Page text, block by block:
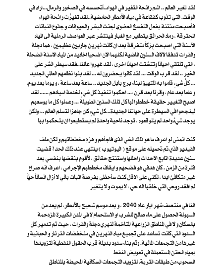
لقد تغير العالم .. اشم رائحة التغير في الهواء..أتحسسه في الصخور والرمال...اراه في
الوقت. التي تذوب كفقاعة في مياه الأمطار الحامضية..لقد تغيرَّت رائحة الهواء
فأصبحت منتنة بفعل التفسخ العضوي لجثث البشر والحيوانات و جذوع النباتات
المحترقة ، رماد الحرائق يتطاير مع الغبار فينتشر عبر العواصف الرملية الى المياه
الآسنة التي اصبحت بِرَكاً متفرقة بعد ان كانت نهرين جاريين عظيمين ، هما دجلة
والفرات تدفقا لآلاف السنين الماضية لكنهما الان اضحيا اخاديد من المياه الاسنة الضحلة
، التي تلتقي احيانا وتتشتت احيانا اخرى ، لقد غيروا عالمنا..فقد سيطر الشر على
الخير .. لقد قرب الوقت ... لقد كانوا يحضرون له ... لقد بنوا نظامهم العالمي الجديد
... كلُّ شيءٍ قاموا به للتهيؤ لبناء برج بابل الجديد .. ساعة بعد ساعة ، و يوما بعد يوم،
و عاما بعد عام ، وقرنا بعد قرن ،... احكموا تنفيذ كل شيءٍ لخدمة اسيادهم ...... لقد
اصبح التغيير حقيقة خططوا لها كل تلك السنين الطويلة ... وعملوا كل ما بوسعهم
لينجحوا في السيطرة على حياتنا الجديدة...كل شيءٍ كان جاهزا لتسلم العالم ..، ولكن
يوجد شيءٌ واحد لم يتوقعوه ، توجد ناحية واحدة لم يستطيعوا ان يتحكموا بها
كنت اتمنى لو اعرف ما هو ذلك الشي الذي فاجأهم و هزم مخططاتهم و لكن ملف
الفيديو الذي تم تحميله على موقع ( اليوتيوب ) ينتهي عند ذلك الحد ! قضيت
سنين عديدة اتابع الاحداث واحللها واستنتج حقائق ، لأقوم بنقضها بنفسي بعد
فترة من الزمن . كان هدفي هو فضحهم و ايقاف مخططهم الإجرامي ، اعرف انه صراع
غير متكافئ ابدا ، لكني على الاقل كنت سأحظى بفرصة اثبات باني لا أزال انساناً حيّاً
لم افقد روحي التي خلقها اله حي ، لا يموت و لا يتغير
اننا في منتصف شهر ايار عام 2040 ، و بعد موسم شحيح بالأمطار، لم يعد من
السهولة الحصول على ماء صالح للشرب او الاستحمام لا في المدن الكبيرة المزدحمة
بالسكان و لا في المناطق الزراعية المتاخمة لنهري دجلة والفرات ، حيث تم تدمير كل
السدود التي كانت تساعد على تجميع مياه النهرين في منخفضات الثرثار و الحبانية و
غيرها من التجمعات المائية. وتم بناء سدود بديلة قرب الحقول النفطية لتزويدها
بمياه الحقن المستعملة في تعويض النفط
المسحوب من طبقات التربة. لتزويد التجمعات السكانية المحيطة بالمناطق